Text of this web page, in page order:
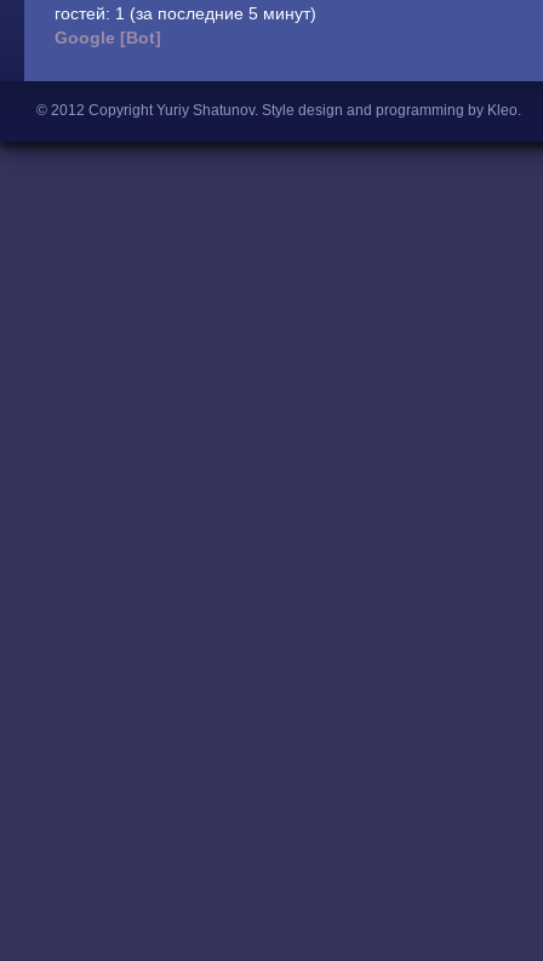
гостей: 1 (за последние 5 минут)
Google [Bot]
© 2012 Copyright Yuriy Shatunov. Style design and programming by Kleo.